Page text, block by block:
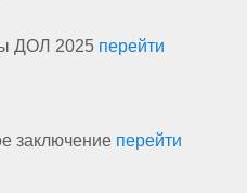
ДОЛ 2025 перейти
заключение перейти